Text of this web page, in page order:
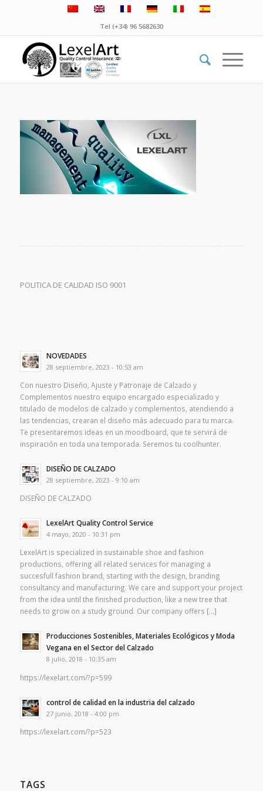
Tel (+34) 96 5682630
POLITICA DE CALIDAD ISO 9001
NOVEDADES
28 septiembre, 2023 - 10:53 am
Con nuestro Diseño, Ajuste y Patronaje de Calzado y
Complementos nuestro equipo encargado especializado y
titulado de modelos de calzado y complementos, atendiendo a
las tendencias, crearan el diseño más adecuado para tu marca.
Te presentaremos ideas en un moodboard, que te servirá de
inspiración en toda una temporada. Seremos tu coolhunter.
DISEÑO DE CALZADO
28 septiembre, 2023 - 9:10 am
DISEÑO DE CALZADO
LexelArt Quality Control Service
4 mayo, 2020 - 10:31 pm
LexelArt is specialized in sustainable shoe and fashion
productions, offering all related services for managing a
succesfull fashion brand, starting with the design, branding
consultancy and manufacturing. We care and support your project
from the idea until the finished production, like a new tree that
needs to grow on a study ground. Our company offers […]
Producciones Sostenibles, Materiales Ecológicos y Moda
Vegana en el Sector del Calzado
8 julio, 2018 - 10:35 am
https://lexelart.com/?p=599
control de calidad en la industria del calzado
27 junio, 2018 - 4:00 pm
https://lexelart.com/?p=523
TAGS